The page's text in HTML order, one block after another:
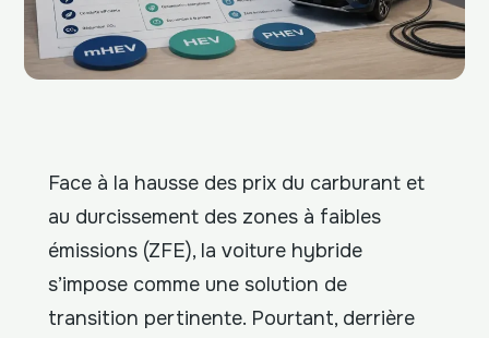
Face à la hausse des prix du carburant et
au durcissement des zones à faibles
émissions (ZFE), la voiture hybride
s’impose comme une solution de
transition pertinente. Pourtant, derrière